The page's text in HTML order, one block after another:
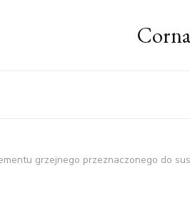
grzejnego przeznaczonego do